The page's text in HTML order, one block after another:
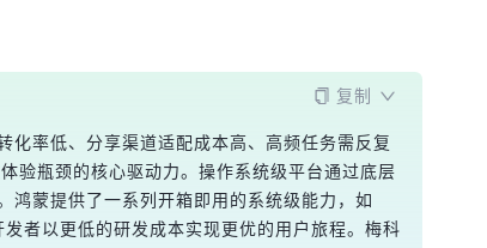
复制
化率低、分享渠道适配成本高、高频任务需反复
验瓶颈的核心驱动力。操作系统级平台通过底层
鸿蒙提供了一系列开箱即用的系统级能力，如
者以更低的研发成本实现更优的用户旅程。梅科